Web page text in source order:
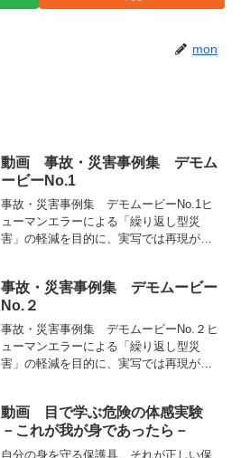
mon
動画 事故・災害事例集 デモム
ービーNo.1
事故・災害事例集 デモムービーNo.1ヒ
ューマンエラーによる「繰り返し型災
害」の軽減を目的に、実写では再­現が難
現­。視聴者に災害の恐怖と安全対策の必
要性を強く訴えかけ...
事故・災害事例集 デモムービー
No.２
事故・災害事例集 デモムービーNo.２ヒ
ューマンエラーによる「繰り返し型災
害」の軽減を目的に、実写では再­現が難
現­。視聴者に災害の恐怖と安全対策の必
要性を強く訴えかけ...
動画 目で学ぶ危険の体感実験
－これが我が身であったら－
自分の身を守る保護具、それが正しい保